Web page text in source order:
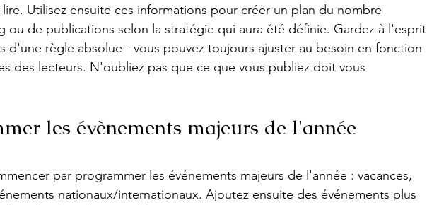
Utilisez ensuite ces informations pour créer un plan du nombre
ou de publications selon la stratégie qui aura été définie. Gardez à l'esprit
d'une règle absolue - vous pouvez toujours ajuster au besoin en fonction
des lecteurs. N'oubliez pas que ce que vous publiez doit vous
les évènements majeurs de l'année
par programmer les événements majeurs de l'année : vacances,
nationaux/internationaux. Ajoutez ensuite des événements plus